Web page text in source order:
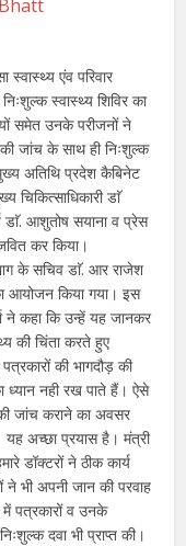
एंव परिवार
स्वास्थ्य शिविर का
समेत उनके परीजनों ने
की जांच के साथ ही निःशुल्क
अतिथि प्रदेश कैबिनेट
चिकित्साधिकारी डाॅ
आशुतोष सयाना व प्रेस
कर किया।
के सचिव डाॅ. आर राजेश
आयोजन किया गया। इस
ने कहा कि उन्हें यह जानकर
की चिंता करते हुए
की भागदौड़ की
ध्यान नही रख पाते हैं। ऐसे
जांच कराने का अवसर
यह अच्छा प्रयास है। मंत्री
डॉक्टरों ने ठीक कार्य
ने भी अपनी जान की परवाह
पत्रकारों व उनके
दवा भी प्राप्त की।